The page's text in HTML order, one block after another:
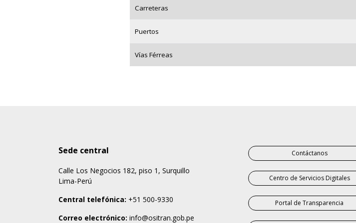
Carreteras
Puertos
Vías Férreas
Sede central
Calle Los Negocios 182, piso 1, Surquillo
Lima-Perú
Central telefónica: +51 500-9330
Correo electrónico: info@ositran.gob.pe
Contáctanos
Centro de Servicios Digitales
Portal de Transparencia